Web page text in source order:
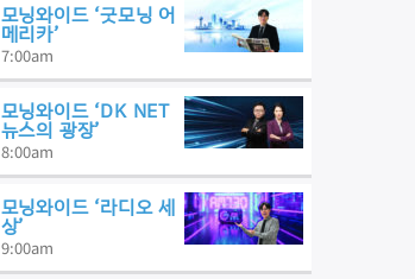
모닝와이드 ‘굿모닝 어
메리카’
7:00am
모닝와이드 ‘DK NET
뉴스의 광장’
8:00am
모닝와이드 ‘라디오 세
상’
9:00am